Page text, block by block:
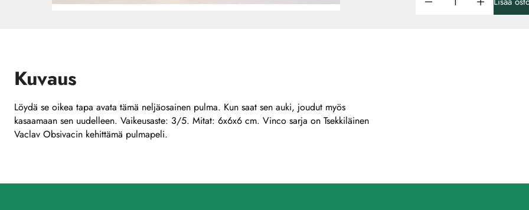
Kuvaus
Löydä se oikea tapa avata tämä neljäosainen pulma. Kun saat sen auki, joudut myös
kasaamaan sen uudelleen. Vaikeusaste: 3/5. Mitat: 6x6x6 cm. Vinco sarja on Tsekkiläinen
Vaclav Obsivacin kehittämä pulmapeli.